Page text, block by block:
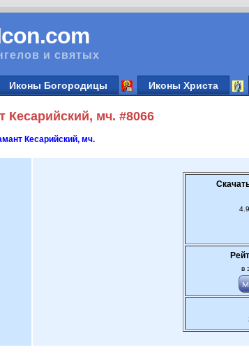
и святых
Иконы Богородицы Иконы Христа
мч. #8066
Кесарийский, мч.
в